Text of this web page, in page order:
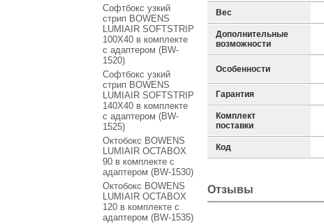
Вес
Дополнительные
возможности
Особенности
Гарантия
Комплект
поставки
Код
Отзывы
Софтбокс узкий
стрип BOWENS
LUMIAIR SOFTSTRIP
100X40 в комплекте
с адаптером (BW-
1520)
Софтбокс узкий
стрип BOWENS
LUMIAIR SOFTSTRIP
140X40 в комплекте
с адаптером (BW-
1525)
Октобокс BOWENS
LUMIAIR OCTABOX
90 в комплекте с
адаптером (BW-1530)
Октобокс BOWENS
LUMIAIR OCTABOX
120 в комплекте с
адаптером (BW-1535)